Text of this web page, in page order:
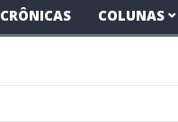
CRÔNICAS COLUNAS